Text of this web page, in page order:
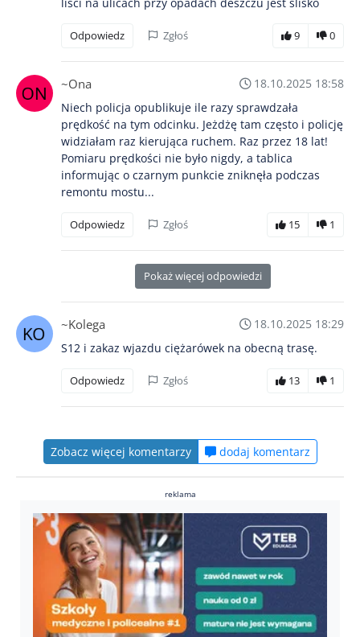
Odpowiedz Zgłoś 9 0
~Ona
18.10.2025 18:58
Niech policja opublikuje ile razy sprawdzała
prędkość na tym odcinku. Jeżdżę tam często i policję
widziałam raz kierująca ruchem. Raz przez 18 lat!
Pomiaru prędkości nie było nigdy, a tablica
informując o czarnym punkcie zniknęła podczas
remontu mostu...
Odpowiedz Zgłoś 15 1
Pokaż więcej odpowiedzi
~Kolega
18.10.2025 18:29
S12 i zakaz wjazdu ciężarówek na obecną trasę.
Odpowiedz Zgłoś 13 1
Zobacz więcej komentarzy dodaj komentarz
reklama